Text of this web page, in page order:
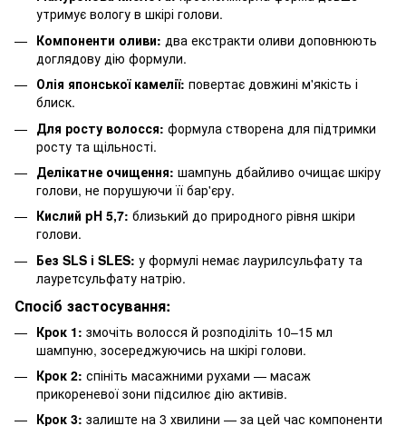
утримує вологу в шкірі голови.
Компоненти оливи: два екстракти оливи доповнюють
доглядову дію формули.
Олія японської камелії: повертає довжині м'якість і
блиск.
Для росту волосся: формула створена для підтримки
росту та щільності.
Делікатне очищення: шампунь дбайливо очищає шкіру
голови, не порушуючи її бар'єру.
Кислий pH 5,7: близький до природного рівня шкіри
голови.
Без SLS і SLES: у формулі немає лаурилсульфату та
лауретсульфату натрію.
Спосіб застосування:
Крок 1: змочіть волосся й розподіліть 10–15 мл
шампуню, зосереджуючись на шкірі голови.
Крок 2: спініть масажними рухами — масаж
прикореневої зони підсилює дію активів.
Крок 3: залиште на 3 хвилини — за цей час компоненти